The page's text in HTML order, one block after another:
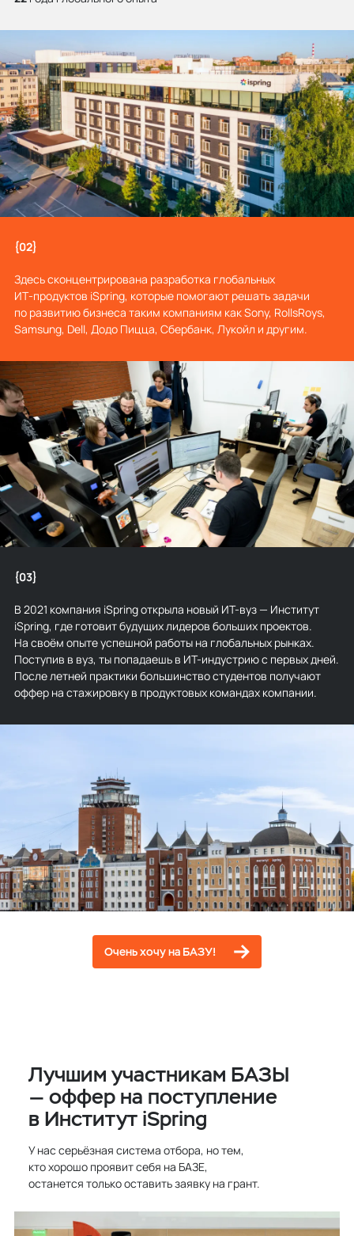
{02}
Здесь сконцентрирована разработка глобальных
ИТ‑продуктов iSpring, которые помогают решать задачи
по развитию бизнеса таким компаниям как Sony, RollsRoys,
Samsung, Dell, Додо Пицца, Сбербанк, Лукойл и другим.
{03}
В 2021 компания iSpring открыла новый ИТ-вуз — Институт
iSpring, где готовит будущих лидеров больших проектов.
На своём опыте успешной работы на глобальных рынках.
Поступив в вуз, ты попадаешь в ИТ-индустрию с первых дней.
После летней практики большинство студентов получают
оффер на стажировку в продуктовых командах компании.
Очень хочу на БАЗУ!
Лучшим участникам БАЗЫ
— оффер на поступление
в Институт iSpring
У нас серьёзная система отбора, но тем,
кто хорошо проявит себя на БАЗЕ,
останется только оставить заявку на грант.